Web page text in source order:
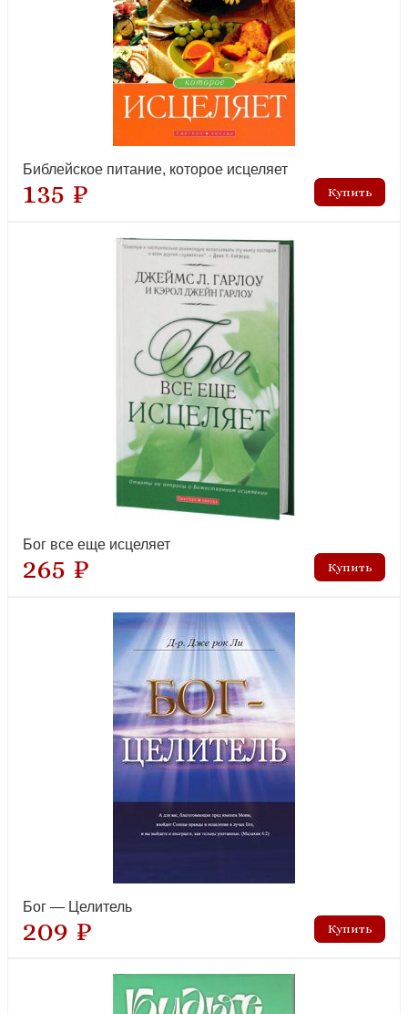
Выбираем любовь. Как победить созависимость
Где Бог, когда я страдаю? (мягкий переплет)
Беньян Д. Путешествие Пилигрима в Небесную Страну
(Эксклюзивная классика)
рекомендуем
Библейское питание, которое исцеляет
135 ₽
Бог все еще исцеляет
265 ₽
Бог — Целитель
209 ₽